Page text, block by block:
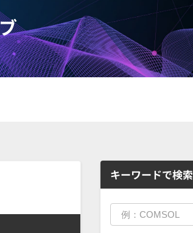
キーワードで検索